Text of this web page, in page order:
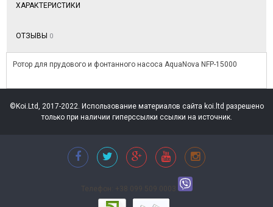
ХАРАКТЕРИСТИКИ
ОТЗЫВЫ 0
Ротор для прудового и фонтанного насоса AquaNova NFP-15000
©Koi.Ltd, 2017-2022. Использование материалов сайта koi.ltd разрешено
только при наличии гиперссылки ссылки на источник.
Телефон: +38 099 509 0003